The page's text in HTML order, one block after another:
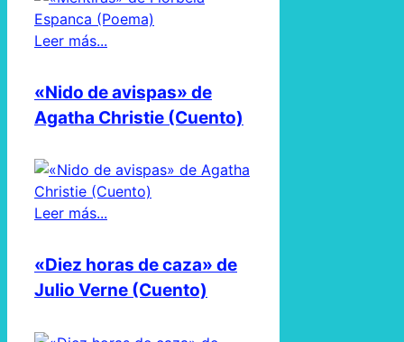
Leer más...
«Nido de avispas» de
Agatha Christie (Cuento)
Leer más...
«Diez horas de caza» de
Julio Verne (Cuento)